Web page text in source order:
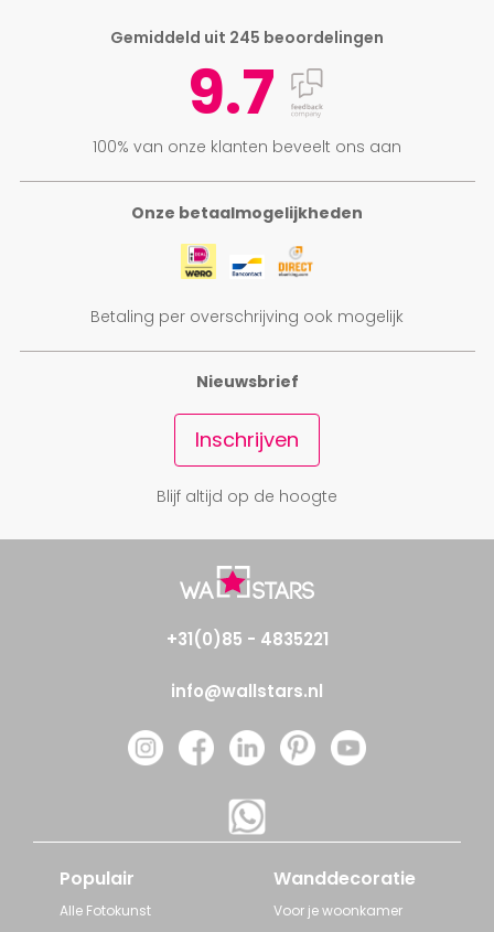
Onze betaalmogelijkheden
Betaling per overschrijving ook mogelijk
Gemiddeld uit 245 beoordelingen
9.7
100% van onze klanten beveelt ons aan
Nieuwsbrief
Inschrijven
Blijf altijd op de hoogte
+31(0)85 - 4835221
info@wallstars.nl
Populair
Alle Fotokunst
Wanddecoratie
Voor je woonkamer